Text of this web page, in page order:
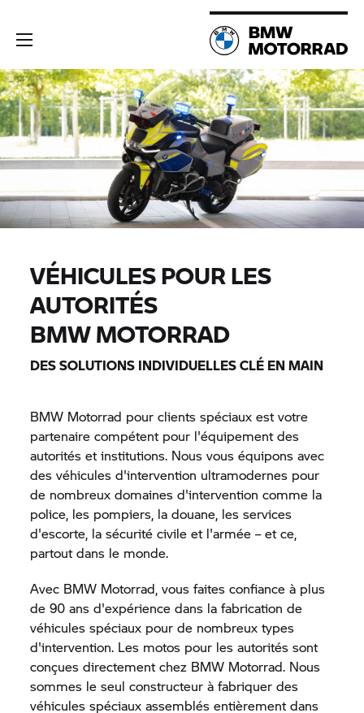
VÉHICULES POUR LES
AUTORITÉS
BMW MOTORRAD
DES SOLUTIONS INDIVIDUELLES CLÉ EN MAIN
BMW Motorrad pour clients spéciaux est votre
partenaire compétent pour l'équipement des
autorités et institutions. Nous vous équipons avec
des véhicules d'intervention ultramodernes pour
de nombreux domaines d'intervention comme la
police, les pompiers, la douane, les services
d'escorte, la sécurité civile et l'armée – et ce,
partout dans le monde.
Avec BMW Motorrad, vous faites confiance à plus
de 90 ans d'expérience dans la fabrication de
véhicules spéciaux pour de nombreux types
d'intervention. Les motos pour les autorités sont
conçues directement chez BMW Motorrad. Nous
sommes le seul constructeur à fabriquer des
véhicules spéciaux assemblés entièrement dans